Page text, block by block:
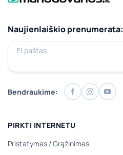
Naujienlaiškio prenumerata:
El.paštas
Bendraukime:
PIRKTI INTERNETU
Pristatymas /Grąžinimas